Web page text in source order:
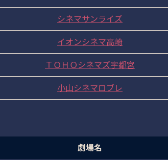
シネマサンライズ
イオンシネマ高崎
ＴＯＨＯシネマズ宇都宮
小山シネマロブレ
劇場名